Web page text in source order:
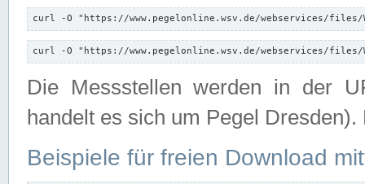
curl -O "https://www.pegelonline.wsv.de/webservices/files/
curl -O "https://www.pegelonline.wsv.de/webservices/files/
Die Messstellen werden in der
handelt es sich um Pegel
Beispiele für freien Download